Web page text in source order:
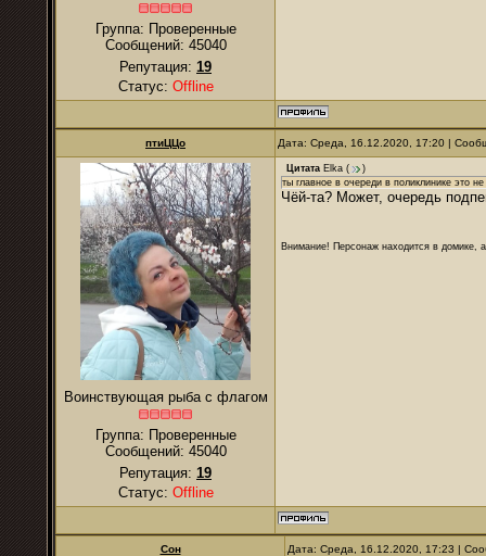
Группа: Проверенные
Сообщений: 45040
Репутация: 19
Статус: Offline
птиЦЦо Дата: Среда, 16.12.2020, 17:20 |
Воинствующая рыба с флагом
Группа: Проверенные
Сообщений: 45040
Репутация: 19
Статус: Offline
Цитата Elka (
)
ты главное в очереди в поликлинике это
Чёй-та? Может, очередь
Внимание! Персонаж находится в домике,
Сон Дата: Среда, 16.12.2020, 17:23 |